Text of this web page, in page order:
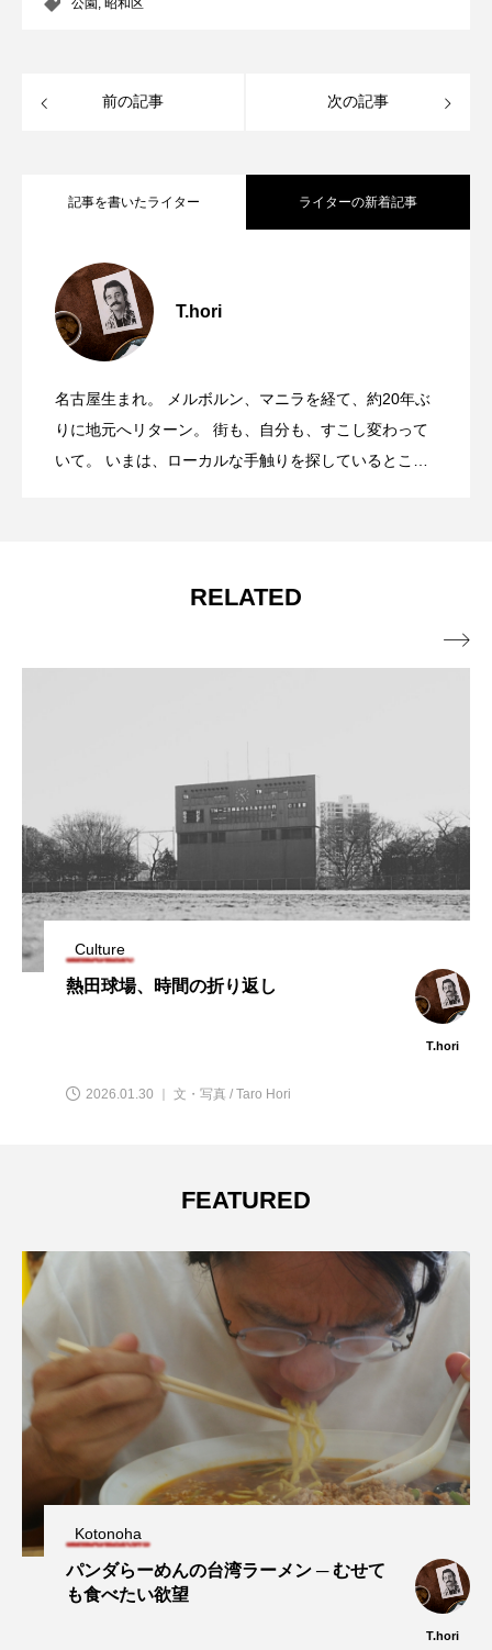
前の記事 次の記事
記事を書いたライター ライターの新着記事
T.hori
名古屋生まれ。 メルボルン、マニラを経て、約20年ぶ
りに地元へリターン。 街も、自分も、すこし変わって
いて。 いまは、ローカルな手触りを探しているとこ
2026.07.29
｜ 文・写真 / T.
Hori
2026.07.19
｜ 文・写真 / T.
2026.06.22 昭和区白金に鎮座する巨大な犬の正体
RELATED
Culture
熱田球場、時間の折り返し
T.hori
2026.01.30 ｜ 文・写真 / Taro Hori

FEATURED
Kotonoha
パンダらーめんの台湾ラーメン ─ むせて
も食べたい欲望
T.hori